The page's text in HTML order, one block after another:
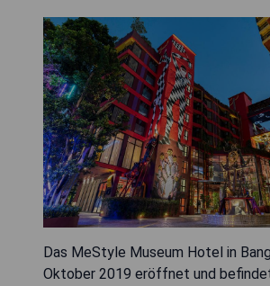
Das MeStyle Museum Hotel in
Oktober 2019 eröffnet und